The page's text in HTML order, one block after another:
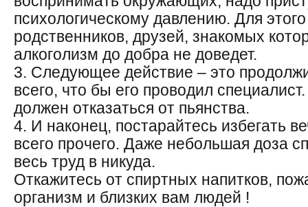
психологическому давлению. Для
родственников, друзей, знакомых
алкоголизм до добра не доведет.
3. Следующее действие – это
всего, что бы его проводил
должен отказаться от пьянства.
4. И наконец, постарайтесь избегать
всего прочего. Даже небольшая доза
весь труд в никуда.
Откажитесь от спиртных напитков,
организм и близких вам людей !